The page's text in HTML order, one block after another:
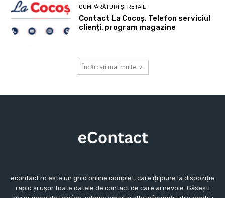
CUMPĂRĂTURI ȘI RETAIL
Contact La Cocoș. Telefon serviciul
clienți, program magazine
Încărcați mai multe
econtact.ro este un ghid online complet, care îți pune la dispoziție
rapid și ușor toate datele de contact de care ai nevoie. Găsești